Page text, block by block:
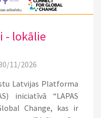
- lokālie
11/2026
Latvijas Platforma
iniciatīvā “LAPAS
Change, kas ir